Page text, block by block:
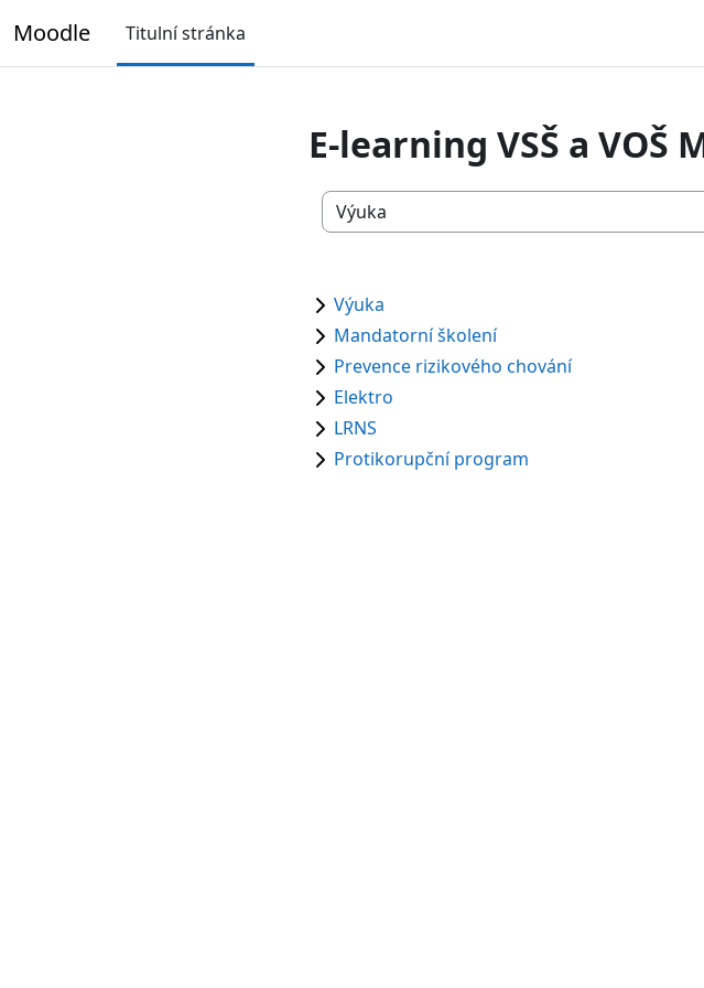
Moodle Titulní stránka
E-learning VSŠ a VOŠ
Kategorie kurzů
Výuka
Mandatorní školení
Prevence rizikového chování
Elektro
LRNS
Protikorupční program